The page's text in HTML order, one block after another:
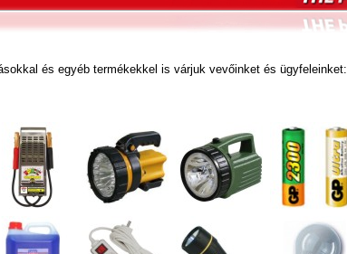
és egyéb termékekkel is várjuk vevőinket és ügyfeleinket: